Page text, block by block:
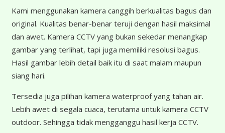
Kami menggunakan kamera canggih berkualitas bagus dan
original. Kualitas benar-benar teruji dengan hasil maksimal
dan awet. Kamera CCTV yang bukan sekedar menangkap
gambar yang terlihat, tapi juga memiliki resolusi bagus.
Hasil gambar lebih detail baik itu di saat malam maupun
siang hari.
Tersedia juga pilihan kamera waterproof yang tahan air.
Lebih awet di segala cuaca, terutama untuk kamera CCTV
outdoor. Sehingga tidak mengganggu hasil kerja CCTV.